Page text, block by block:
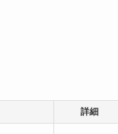
詳細